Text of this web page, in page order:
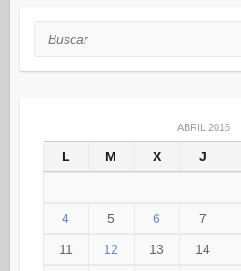
Buscar
ABRIL 2016
L M X J
4 5 6 7
11 12 13 14